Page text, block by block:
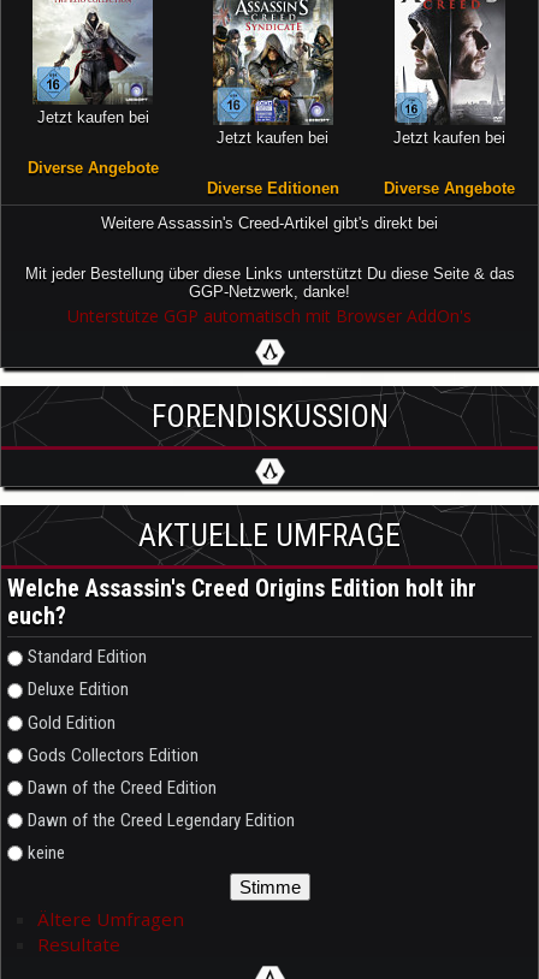
Jetzt kaufen bei
Diverse Angebote
Jetzt kaufen bei
Diverse Editionen
Jetzt kaufen bei
Diverse Angebote
Weitere Assassin's Creed-Artikel gibt's direkt bei
Mit jeder Bestellung über diese Links unterstützt Du diese Seite & das
GGP-Netzwerk, danke!
Unterstütze GGP automatisch mit Browser AddOn's
FORENDISKUSSION
AKTUELLE UMFRAGE
Welche Assassin's Creed Origins Edition holt ihr
euch?
Auswahlmöglichkeiten
Standard Edition
Deluxe Edition
Gold Edition
Gods Collectors Edition
Dawn of the Creed Edition
Dawn of the Creed Legendary Edition
keine
Ältere Umfragen
Resultate